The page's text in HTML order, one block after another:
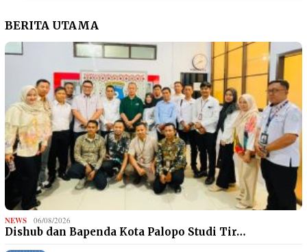
BERITA UTAMA
NEWS 06/08/2026
Dishub dan Bapenda Kota Palopo Studi Tir…